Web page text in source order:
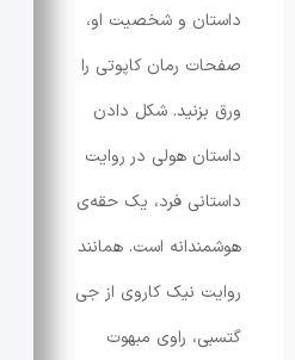
و شخصیت او،
رمان کاپوتی را
شکل دادن
هولی در روایت
فرد، یک حقه‌ی
است. همانند
نیک کاروی از جی
راوی مبهوت